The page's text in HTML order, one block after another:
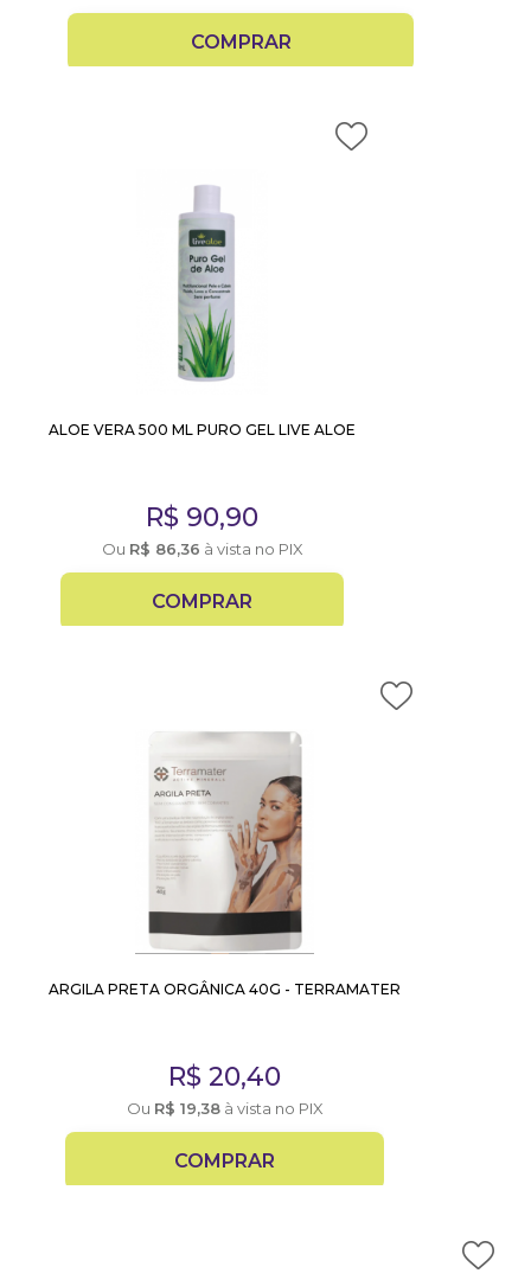
COMPRAR
ALOE VERA 500 ML PURO GEL LIVE ALOE
R$ 90,90
Ou R$ 86,36 à vista no PIX
COMPRAR
ARGILA PRETA ORGÂNICA 40G - TERRAMATER
R$ 20,40
Ou R$ 19,38à vista no PIX
COMPRAR